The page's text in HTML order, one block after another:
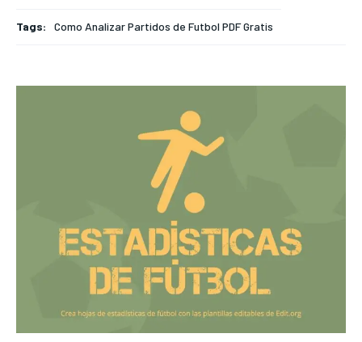
Tags: Como Analizar Partidos de Futbol PDF Gratis